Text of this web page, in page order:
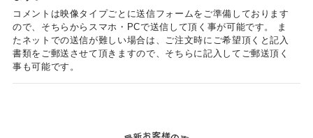
コメントは映像タイプごとに送信フォームをご準備しております
ので、そちらからスマホ・PCで送信して頂く事が可能です。 ま
たネットでの送信が難しい場合は、ご注文時にご希望頂くと記入
書類をご郵送させて頂きますので、そちらに記入してご郵送頂く
事も可能です。